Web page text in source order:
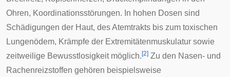
Ohren, Koordinationsstörungen. In hohen Dosen sind
Schädigungen der Haut, des Atemtrakts bis zum toxischen
Lungenödem, Krämpfe der Extremitätenmuskulatur sowie
zeitweilige Bewusstlosigkeitmöglich. [2] Zu den Nasen- und
Rachenreizstoffen gehören beispielsweise